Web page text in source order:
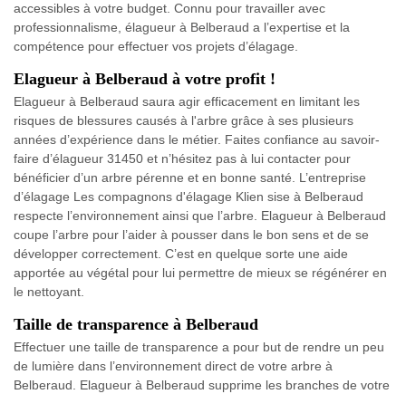
accessibles à votre budget. Connu pour travailler avec
professionnalisme, élagueur à Belberaud a l’expertise et la
compétence pour effectuer vos projets d’élagage.
Elagueur à Belberaud à votre profit !
Elagueur à Belberaud saura agir efficacement en limitant les
risques de blessures causés à l'arbre grâce à ses plusieurs
années d’expérience dans le métier. Faites confiance au savoir-
faire d’élagueur 31450 et n’hésitez pas à lui contacter pour
bénéficier d’un arbre pérenne et en bonne santé. L’entreprise
d’élagage Les compagnons d'élagage Klien sise à Belberaud
respecte l’environnement ainsi que l’arbre. Elagueur à Belberaud
coupe l’arbre pour l’aider à pousser dans le bon sens et de se
développer correctement. C’est en quelque sorte une aide
apportée au végétal pour lui permettre de mieux se régénérer en
le nettoyant.
Taille de transparence à Belberaud
Effectuer une taille de transparence a pour but de rendre un peu
de lumière dans l’environnement direct de votre arbre à
Belberaud. Elagueur à Belberaud supprime les branches de votre